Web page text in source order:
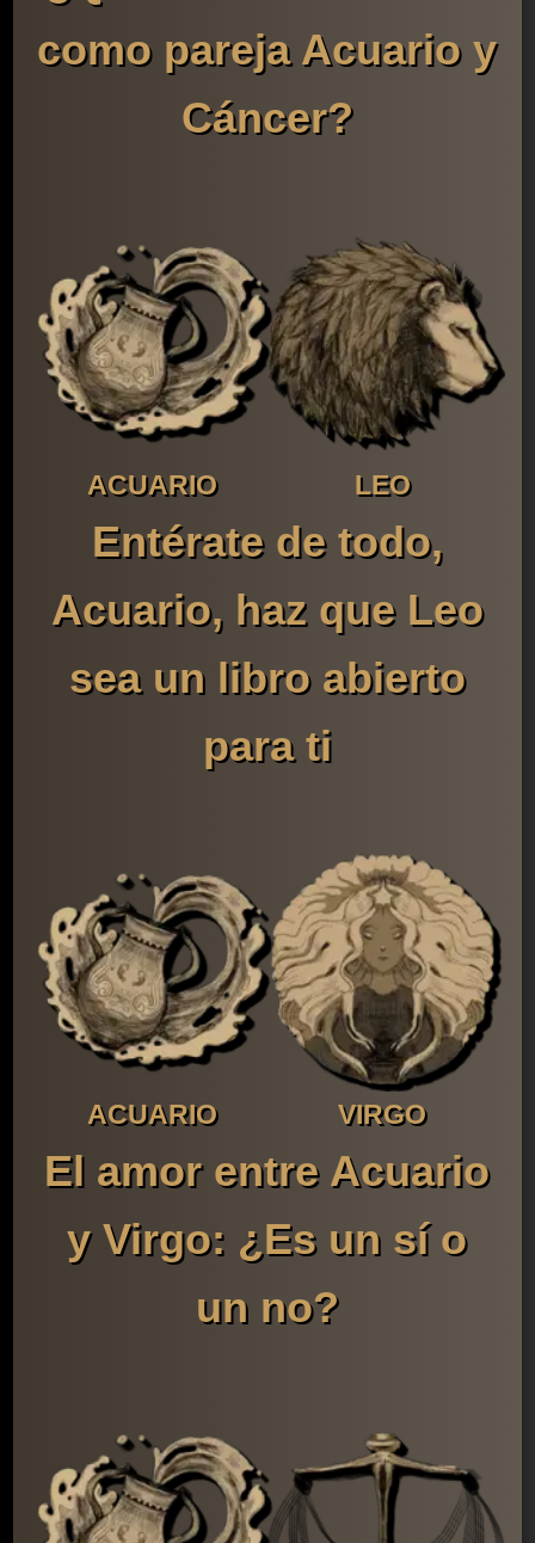
como pareja Acuario y
Cáncer?
ACUARIO LEO
Entérate de todo,
Acuario, haz que Leo
sea un libro abierto
para ti
ACUARIO VIRGO
El amor entre Acuario
y Virgo: ¿Es un sí o
un no?